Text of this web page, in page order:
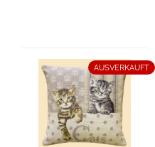
AUSVERKAUFT